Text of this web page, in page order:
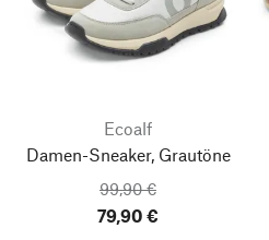
Ecoalf
Damen-Sneaker, Grautöne
99,90 €
79,90 €